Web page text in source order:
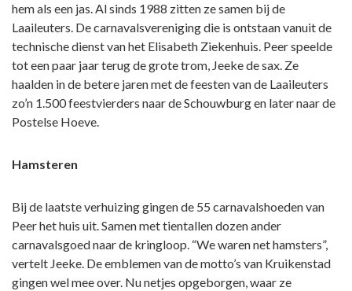
hem als een jas. Al sinds 1988 zitten ze samen bij de
Laaileuters. De carnavalsvereniging die is ontstaan vanuit de
technische dienst van het Elisabeth Ziekenhuis. Peer speelde
tot een paar jaar terug de grote trom, Jeeke de sax. Ze
haalden in de betere jaren met de feesten van de Laaileuters
zo’n 1.500 feestvierders naar de Schouwburg en later naar de
Postelse Hoeve.
Hamsteren
Bij de laatste verhuizing gingen de 55 carnavalshoeden van
Peer het huis uit. Samen met tientallen dozen ander
carnavalsgoed naar de kringloop. “We waren net hamsters”,
vertelt Jeeke. De emblemen van de motto’s van Kruikenstad
gingen wel mee over. Nu netjes opgeborgen, waar ze